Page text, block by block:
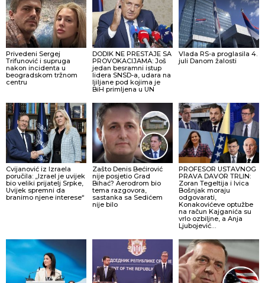
Privedeni Sergej
Trifunović i supruga
nakon incidenta u
beogradskom tržnom
centru
DODIK NE PRESTAJE SA
PROVOKACIJAMA: Još
jedan besramni istup
lidera SNSD-a, udara na
ljiljane pod kojima je
BiH primljena u UN
Vlada RS-a proglasila 4.
juli Danom žalosti
Cvijanović iz Izraela
poručila: „Izrael je uvijek
bio veliki prijatelj Srpke,
Uvijek spremni da
branimo njene interese“
Zašto Denis Bećirović
nije posjetio Grad
Bihać? Aerodrom bio
tema razgovora,
sastanka sa Sedićem
nije bilo
PROFESOR USTAVNOG
PRAVA DAVOR TRLIN:
Zoran Tegeltija i Ivica
Bošnjak moraju
odgovarati,
Konakovićeve optužbe
na račun Kajganića su
vrlo ozbiljne, a Anja
Ljubojević…